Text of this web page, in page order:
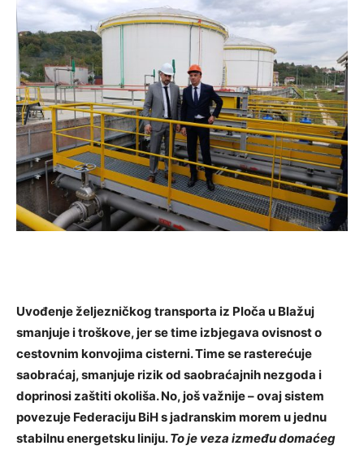
Uvođenje željezničkog transporta iz Ploča u Blažuj
smanjuje i troškove, jer se time izbjegava ovisnost o
cestovnim konvojima cisterni. Time se rasterećuje
saobraćaj, smanjuje rizik od saobraćajnih nezgoda i
doprinosi zaštiti okoliša. No, još važnije – ovaj sistem
povezuje Federaciju BiH s jadranskim morem u jednu
stabilnu energetsku liniju.To je veza između domaćeg